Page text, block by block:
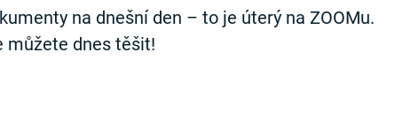
na dnešní den – to je úterý na ZOOMu.
můžete dnes těšit!